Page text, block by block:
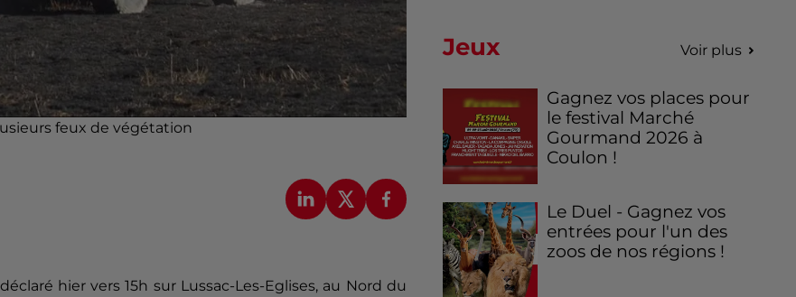
feux de végétation
hier vers 15h sur Lussac-Les-Eglises, au Nord du
Jeux Voir plus
Gagnez vos places pour
le festival Marché
Gourmand 2026 à
Coulon !
Le Duel - Gagnez vos
entrées pour l'un des
zoos de nos régions !